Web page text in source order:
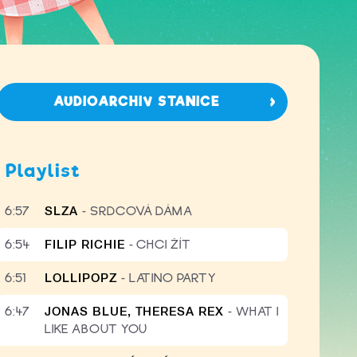
AUDIOARCHIV STANICE
Playlist
6:57 SLZA - SRDCOVÁ DÁMA
6:54 FILIP RICHIE -CHCI ŽÍT
6:51 LOLLIPOPZ - LATINO PARTY
6:47 JONAS BLUE, THERESA REX- WHAT I
LIKE ABOUT YOU